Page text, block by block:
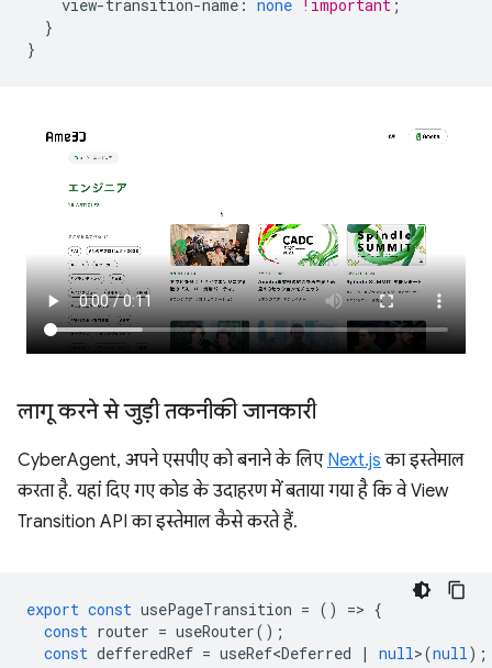
view-transition-name : none !important ;
}
}
लागू करने से जुड़ी तकनीकी जानकारी
CyberAgent, अपने एसपीए को बनाने के लिए Next.js का इस्तेमाल
करता है. यहां दिए गए कोड के उदाहरण में बताया गया है कि वे View
Transition API का इस्तेमाल कैसे करते हैं.
export const usePageTransition = () => {
const router = useRouter();
const defferedRef = useRef<Deferred | null>(null);